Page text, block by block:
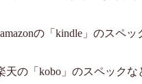
amazonの「kindle」のスペ
天の「kobo」のスペックな